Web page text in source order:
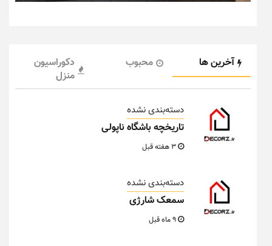
آخرین ها محبوب
دکوراسیون
منزل
دسته‌بندی نشده
تاریخچه باشگاه ناپولی
دسته‌بندی نشده
سمعک شارژی